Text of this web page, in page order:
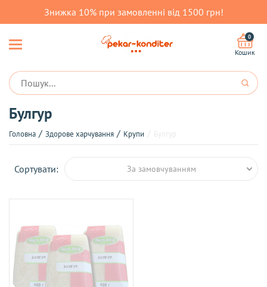
Знижка 10% при замовленні від 1500 грн!
0
Кошик
Булгур
Головна Здорове харчування Крупи
Сортувати: За замовчуванням